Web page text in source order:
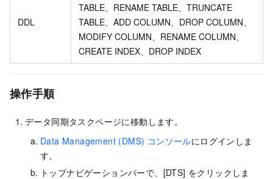
DDL
TABLE、RENAME TABLE、TRUNCATE
TABLE、ADD COLUMN、DROP COLUMN、
MODIFY COLUMN、RENAME COLUMN、
CREATE INDEX、DROP INDEX
操作手順
データ同期タスクページに移動します。
Data Management (DMS) コンソールにログインしま
す。
トップナビゲーションバーで、[DTS] をクリックしま